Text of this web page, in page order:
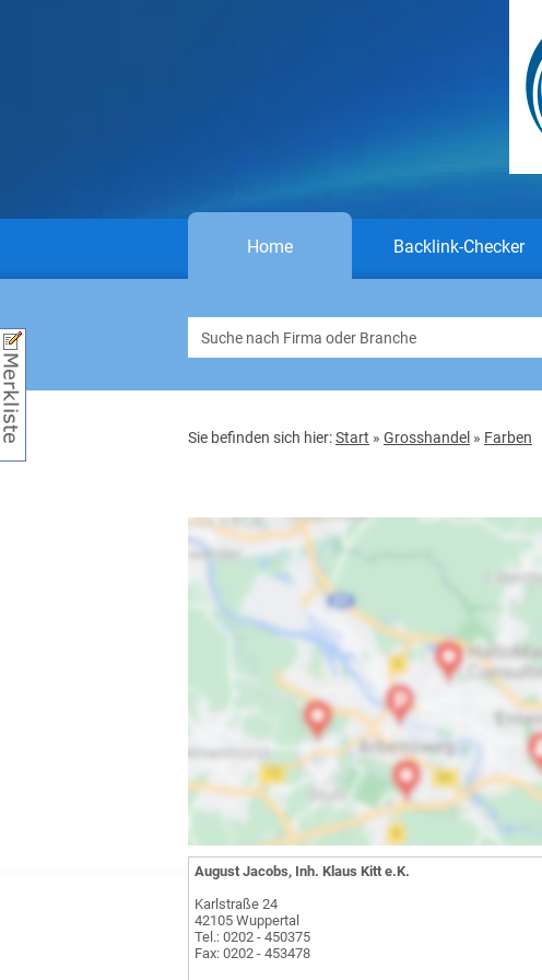
Home Backlink-Checker
Sie befinden sich hier:Start » Grosshandel » Farben
August Jacobs, Inh. Klaus Kitt e.K.
Karlstraße 24
42105 Wuppertal
Tel.: 0202 - 450375
Fax: 0202 - 453478